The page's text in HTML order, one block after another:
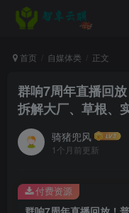
首页 自媒体类 正文
群响7周年直播回
拆解大厂、草根、
骑猪兜风
1个月前更新
付费资源